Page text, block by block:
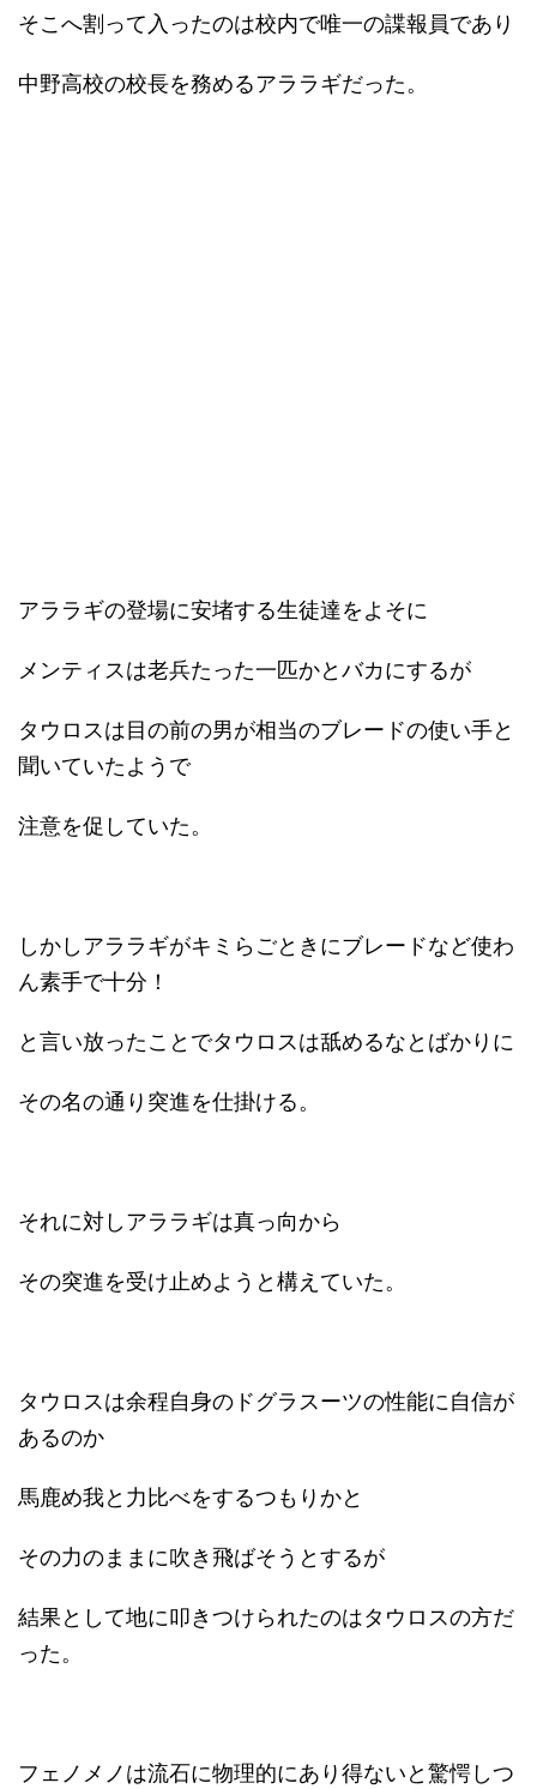
そこへ割って入ったのは校内で唯一の諜報員であり
中野高校の校長を務めるアララギだった。
アララギの登場に安堵する生徒達をよそに
メンティスは老兵たった一匹かとバカにするが
タウロスは目の前の男が相当のブレードの使い手と
聞いていたようで
注意を促していた。
しかしアララギがキミらごときにブレードなど使わ
ん素手で十分！
と言い放ったことでタウロスは舐めるなとばかりに
その名の通り突進を仕掛ける。
それに対しアララギは真っ向から
その突進を受け止めようと構えていた。
タウロスは余程自身のドグラスーツの性能に自信が
あるのか
馬鹿め我と力比べをするつもりかと
その力のままに吹き飛ばそうとするが
結果として地に叩きつけられたのはタウロスの方だ
った。
フェノメノは流石に物理的にあり得ないと驚愕しつ